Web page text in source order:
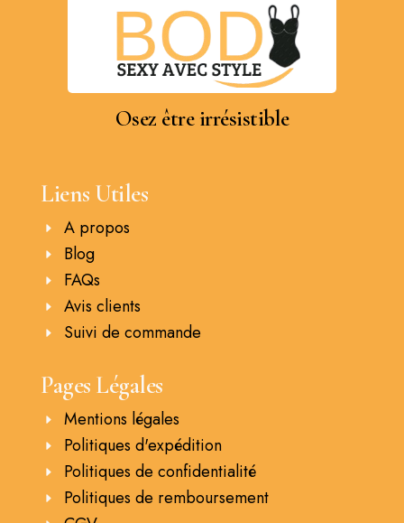
Osez être irrésistible
Liens Utiles
A propos
Blog
FAQs
Avis clients
Suivi de commande
Pages Légales
Mentions légales
Politiques d'expédition
Politiques de confidentialité
Politiques de remboursement